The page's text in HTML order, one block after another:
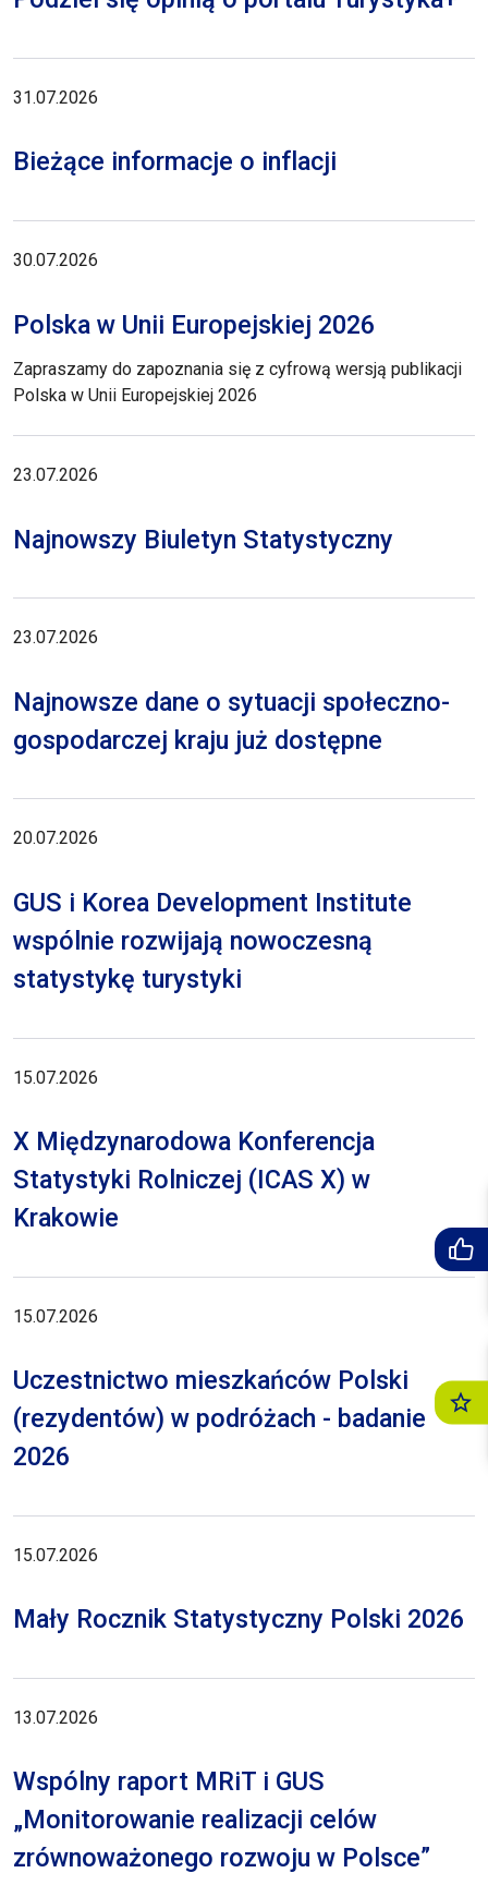
31.07.2026
Bieżące informacje o inflacji
30.07.2026
Polska w Unii Europejskiej 2026
Zapraszamy do zapoznania się z cyfrową wersją publikacji
Polska w Unii Europejskiej 2026
23.07.2026
Najnowszy Biuletyn Statystyczny
23.07.2026
Najnowsze dane o sytuacji społeczno-
gospodarczej kraju już dostępne
20.07.2026
GUS i Korea Development Institute
wspólnie rozwijają nowoczesną
statystykę turystyki
15.07.2026
X Międzynarodowa Konferencja
Statystyki Rolniczej (ICAS X) w
Krakowie
15.07.2026
Uczestnictwo mieszkańców Polski
(rezydentów) w podróżach - badanie
2026
15.07.2026
Mały Rocznik Statystyczny Polski 2026
13.07.2026
Wspólny raport MRiT i GUS
„Monitorowanie realizacji celów
zrównoważonego rozwoju w Polsce”